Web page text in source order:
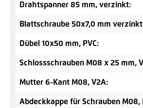
Drahtspanner 85 mm, verzinkt:
Blattschraube 50x7,0 mm
Dübel 10x50 mm, PVC:
Schlossschrauben M08 x 25 mm,
Mutter 6-Kant M08, V2A:
Abdeckkappe für Schrauben